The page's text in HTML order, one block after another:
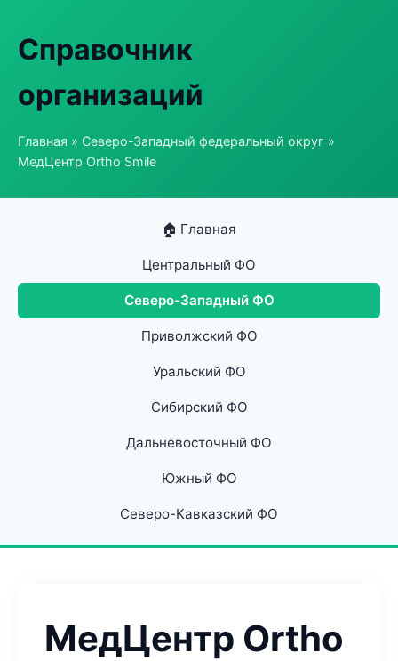
Справочник
организаций
Главная » Северо-Западный федеральный округ »
МедЦентр Ortho Smile
🏠 Главная
Центральный ФО
Северо-Западный ФО
Приволжский ФО
Уральский ФО
Сибирский ФО
Дальневосточный ФО
Южный ФО
Северо-Кавказский ФО
МедЦентр Ortho